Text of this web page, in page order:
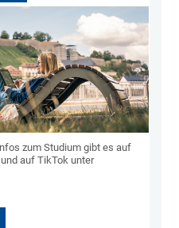
zum Studium gibt es auf
und auf TikTok unter